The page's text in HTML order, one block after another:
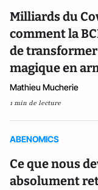
Milliards du
comment la
de
magique en
Mathieu Mucherie
1 min de lecture
ABENOMICS
Ce que nous
absolument